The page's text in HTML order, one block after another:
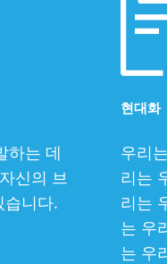
하는 데
신의 브
니다.
현대화
우리
리는
리는
는 우
는 우